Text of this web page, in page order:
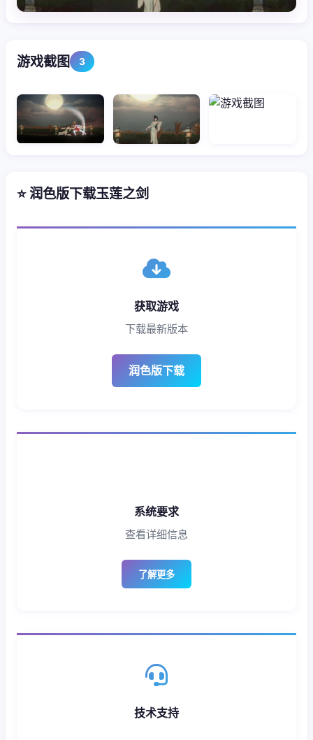
游戏截图 3
⭐ 润色版下载玉莲之剑
获取游戏
下载最新版本
润色版下载
系统要求
查看详细信息
了解更多
技术支持